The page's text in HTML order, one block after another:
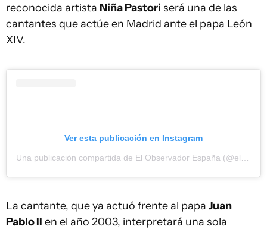
reconocida artista Niña Pastori será una de las
cantantes que actúe en Madrid ante el papa León
XIV.
Ver esta publicación en Instagram
La cantante, que ya actuó frente al papa Juan
Pablo II en el año 2003, interpretará una sola